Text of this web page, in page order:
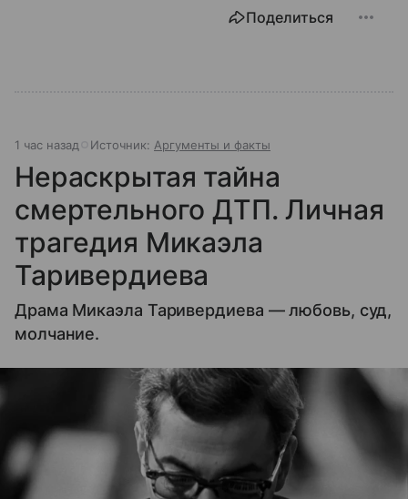
Поделиться
1 час назад Источник: Аргументы и факты
Нераскрытая тайна
смертельного ДТП. Личная
трагедия Микаэла
Таривердиева
Драма Микаэла Таривердиева — любовь, суд,
молчание.